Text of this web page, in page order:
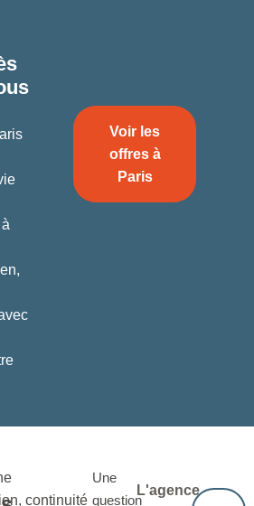
Voir les
offres à
Paris
continuité
Une
question
L'agence